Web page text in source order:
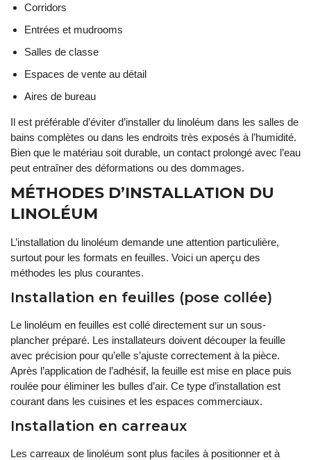
Corridors
Entrées et mudrooms
Salles de classe
Espaces de vente au détail
Aires de bureau
Il est préférable d’éviter d’installer du linoléum dans les salles de
bains complètes ou dans les endroits très exposés à l’humidité.
Bien que le matériau soit durable, un contact prolongé avec l’eau
peut entraîner des déformations ou des dommages.
MÉTHODES D’INSTALLATION DU
LINOLÉUM
L’installation du linoléum demande une attention particulière,
surtout pour les formats en feuilles. Voici un aperçu des
méthodes les plus courantes.
Installation en feuilles (pose collée)
Le linoléum en feuilles est collé directement sur un sous-
plancher préparé. Les installateurs doivent découper la feuille
avec précision pour qu’elle s’ajuste correctement à la pièce.
Après l’application de l’adhésif, la feuille est mise en place puis
roulée pour éliminer les bulles d’air. Ce type d’installation est
courant dans les cuisines et les espaces commerciaux.
Installation en carreaux
Les carreaux de linoléum sont plus faciles à positionner et à